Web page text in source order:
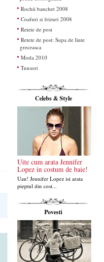
Rochii banchet 2008
Coafuri si frizuri 2008
Retete de post
Retete de post: Supa de linte
greceasca
Moda 2010
Tunsori
Celebs & Style
Uite cum arata Jennifer
Lopez in costum de baie!
Uau! Jennifer Lopez isi arata
pieptul din cost...
Povesti